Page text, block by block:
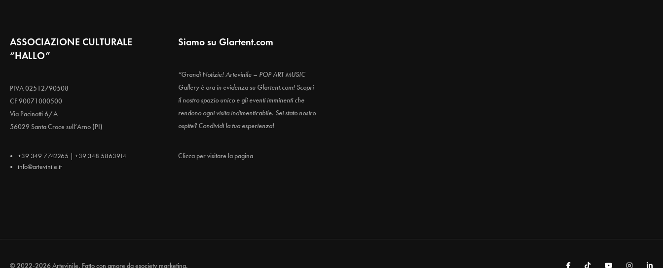
ASSOCIAZIONE CULTURALE
“HALLO”
PIVA 02512790508
CF 90071000500
Via Pacinotti 6/A
56029 Santa Croce sull’Arno (PI)
+39 349 7742265 | +39 348 5863914
info@artevinile.it
Siamo su Glartent.com
“Grandi Notizie! Artevinile – POP ART MUSIC
Gallery è ora in evidenza su Glartent.com! Scopri
il nostro spazio unico e gli eventi imminenti che
rendono ogni visita indimenticabile. Sei stato nostro
ospite? Condividi la tua esperienza!
Clicca per visitare la pagina
© 2022-2026 Artevinile. Fatto con amore daesociety marketing.